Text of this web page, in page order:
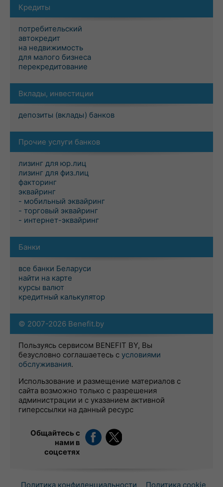
Кредиты
потребительский
автокредит
на недвижимость
для малого бизнеса
перекредитование
Вклады, инвестиции
депозиты (вклады) банков
Прочие услуги банков
лизинг для юр.лиц
лизинг для физ.лиц
факторинг
эквайринг
- мобильный эквайринг
- торговый эквайринг
- интернет-эквайринг
Банки
все банки Беларуси
найти на карте
курсы валют
кредитный калькулятор
© 2007-2026 Benefit.by
Пользуясь сервисом BENEFIT BY, Вы
безусловно соглашаетесь с условиями
обслуживания.
Использование и размещение материалов с
сайта возможно только с разрешения
администрации и с указанием активной
гиперссылки на данный ресурс
Общайтесь с
нами в
соцсетях
Политика конфиденциальности Политика cookie